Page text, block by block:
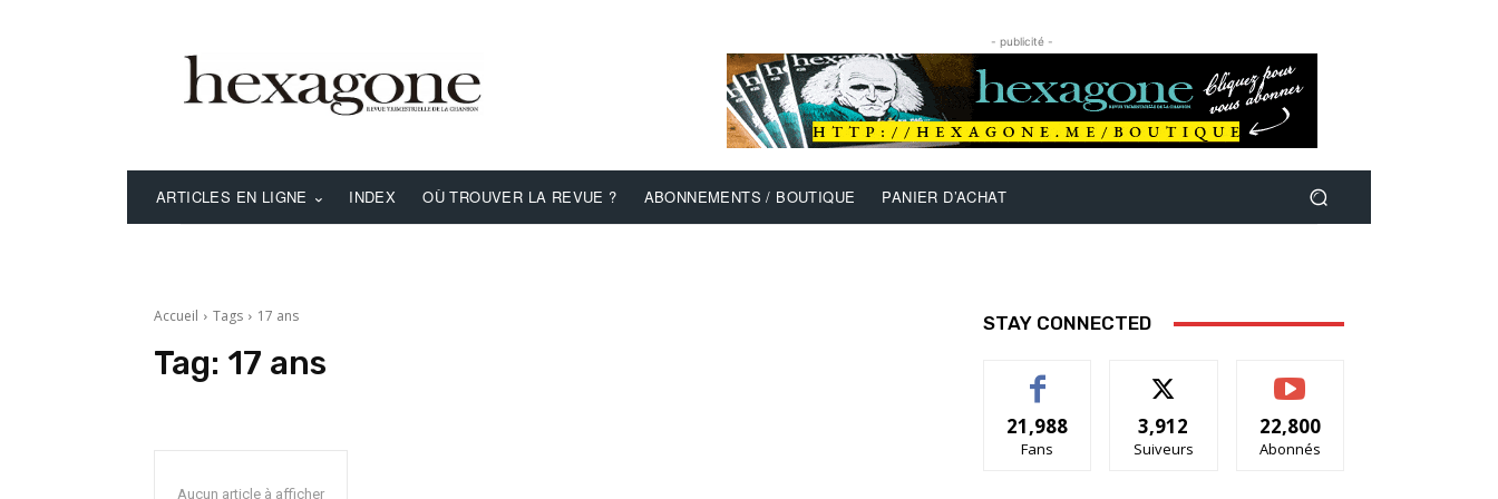
- publicité -
ARTICLES EN LIGNE INDEX OÙ TROUVER LA REVUE ? ABONNEMENTS / BOUTIQUE PANIER D’ACHAT
Accueil Tags 17 ans
Tag: 17 ans
Aucun article à afficher
STAY CONNECTED
21,988
Fans
3,912
Suiveurs
22,800
Abonnés